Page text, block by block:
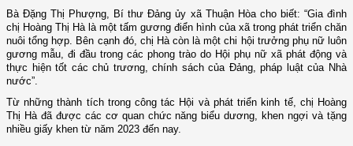
Bà Đặng Thị Phượng, Bí thư Đảng ủy xã Thuận Hòa cho biết: “Gia đình
chị Hoàng Thị Hà là một tấm gương điển hình của xã trong phát triển chăn
nuôi tổng hợp. Bên cạnh đó, chị Hà còn là một chi hội trưởng phụ nữ luôn
gương mẫu, đi đầu trong các phong trào do Hội phụ nữ xã phát động và
thực hiện tốt các chủ trương, chính sách của Đảng, pháp luật của Nhà
nước”.
Từ những thành tích trong công tác Hội và phát triển kinh tế, chị Hoàng
Thị Hà đã được các cơ quan chức năng biểu dương, khen ngợi và tặng
nhiều giấy khen từ năm 2023 đến nay.